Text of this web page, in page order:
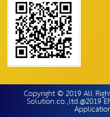
Copyright © 2019 All
Solution.co.,ltd.@2019